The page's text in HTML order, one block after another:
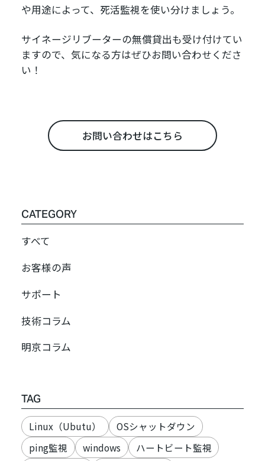
や用途によって、死活監視を使い分けましょう。
サイネージリブーターの無償貸出も受け付けてい
ますので、気になる方はぜひお問い合わせくださ
い！
お問い合わせはこちら
CATEGORY
すべて
お客様の声
サポート
技術コラム
明京コラム
TAG
Linux（Ubutu）
OSシャットダウン
ping監視
windows
ハートビート監視